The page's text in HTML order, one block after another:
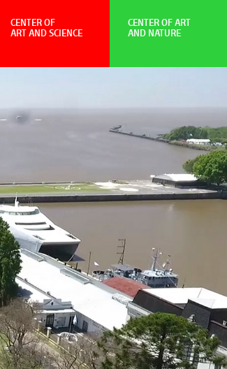
CENTER OF ART
AND NATURE
CENTER OF
ART AND SCIENCE